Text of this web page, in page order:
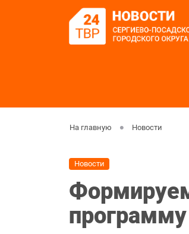
На главную Новости
Новости
программу